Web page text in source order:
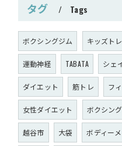
タグ Tags
ボクシングジム キッズト
運動神経 TABATA シェ
ダイエット 筋トレ フ
女性ダイエット ボクシング
越谷市 大袋 ボディー